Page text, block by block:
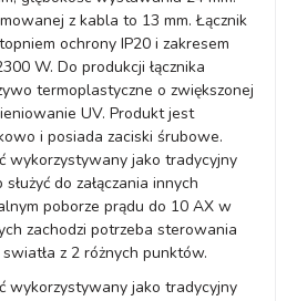
z kabla to 13 mm. Łącznik
ochrony IP20 i zakresem
W. Do produkcji łącznika
termoplastyczne o zwiększonej
UV. Produkt jest
i posiada zaciski śrubowe.
wykorzystywany jako tradycyjny
do załączania innych
poborze prądu do 10 AX w
zachodzi potrzeba sterowania
z 2 różnych punktów.
wykorzystywany jako tradycyjny